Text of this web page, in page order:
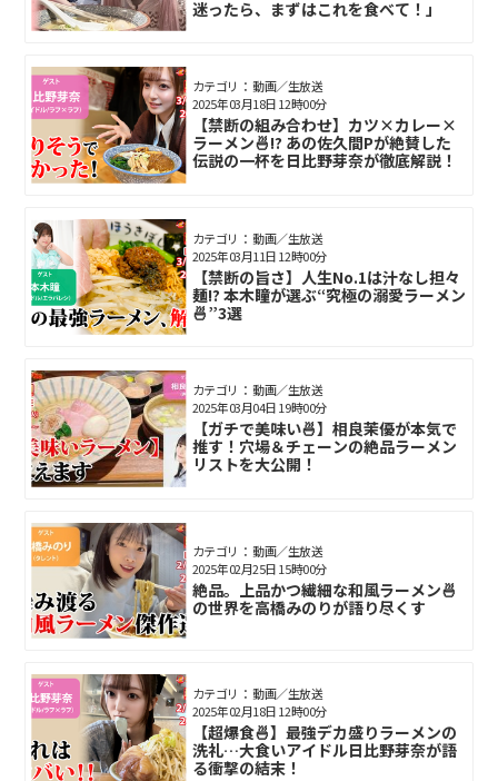
迷ったら、まずはこれを食べて！」
カテゴリ： 動画／生放送
【禁断の組み合わせ】カツ×カレー×
ラーメン🍜!? あの佐久間Pが絶賛した
伝説の一杯を日比野芽奈が徹底解説！
2025年03月18日 12時00分
カテゴリ： 動画／生放送
【禁断の旨さ】人生No.1は汁なし担々
麺!? 本木瞳が選ぶ“究極の溺愛ラーメン
🍜”3選
2025年03月11日 12時00分
カテゴリ： 動画／生放送
【ガチで美味い🍜】相良茉優が本気で
推す！穴場＆チェーンの絶品ラーメン
リストを大公開！
2025年03月04日 19時00分
カテゴリ： 動画／生放送
絶品。上品かつ繊細な和風ラーメン🍜
の世界を高橋みのりが語り尽くす
2025年02月25日 15時00分
カテゴリ： 動画／生放送
【超爆食🍜】最強デカ盛りラーメンの
洗礼…大食いアイドル日比野芽奈が語
る衝撃の結末！
2025年02月18日 12時00分